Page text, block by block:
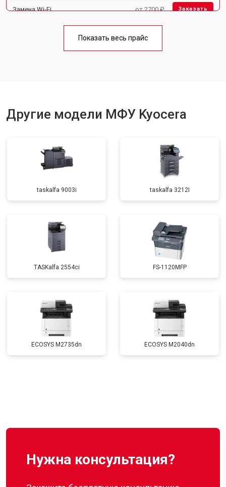
Замена Wi-Fi от 2700 ₽ Заказать
от 3500 ₽
Показать весь прайс
Другие модели МФУ Kyocera
taskalfa 9003i taskalfa 3212I
TASKalfa 2554ci FS-1120MFP
ECOSYS M2735dn ECOSYS M2040dn
Нужна консультация?